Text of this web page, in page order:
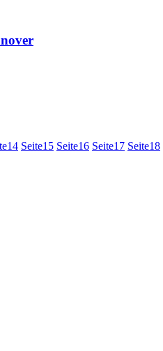
14 Seite15 Seite16 Seite17 Seite18